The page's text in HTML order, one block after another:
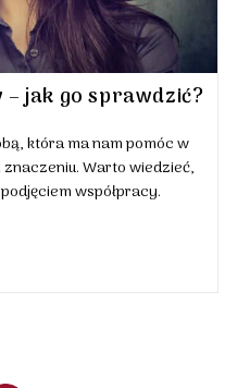
jak go sprawdzić?
która ma nam pomóc w
Warto wiedzieć,
współpracy.